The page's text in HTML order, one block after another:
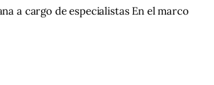
a cargo de especialistas En el marco